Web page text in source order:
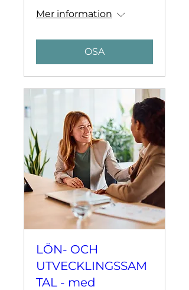
Mer information
OSA
LÖN- OCH
UTVECKLINGSSAM
TAL - med